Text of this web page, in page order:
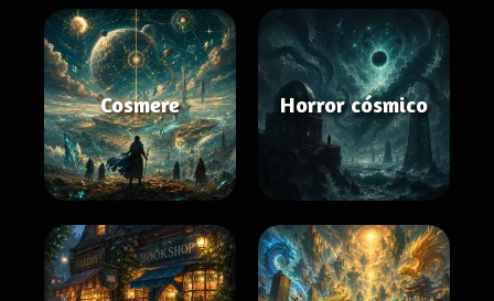
Cosmere Horror cósmico